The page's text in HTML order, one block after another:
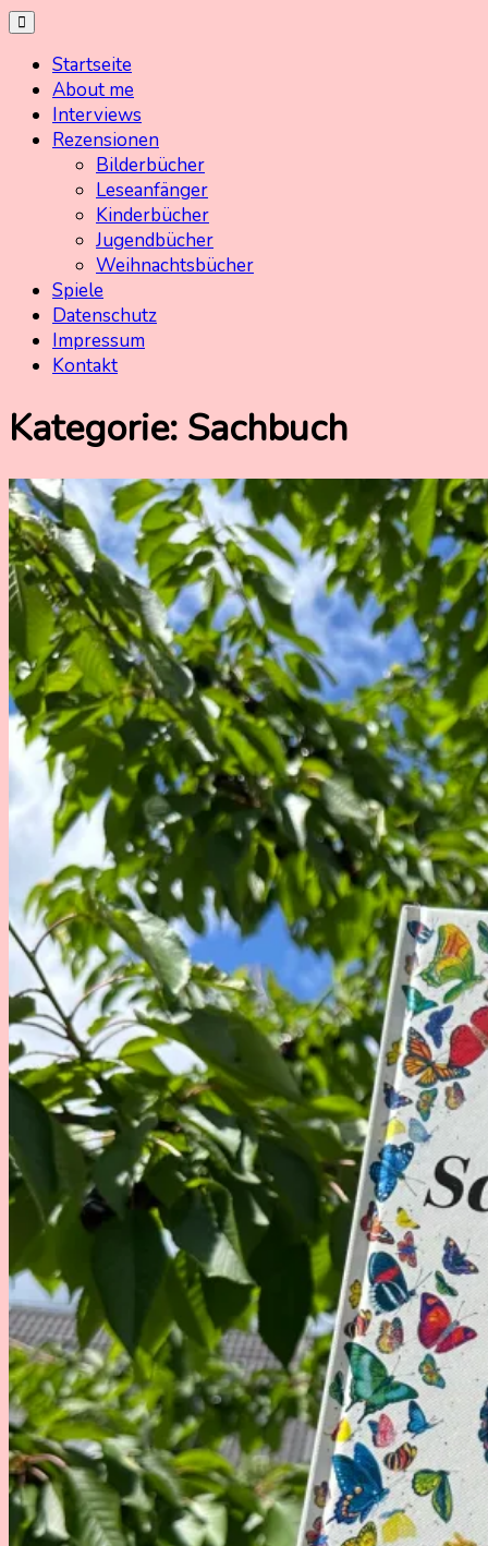
Skip
content
Kinderbuchschatz.de
Kinderbücher mit Herz
Startseite
About me
Interviews
Rezensionen
Bilderbücher
Leseanfänger
Kinderbücher
Jugendbücher
Weihnachtsbücher
Spiele
Datenschutz
Impressum
Kontakt
Kategorie: Sachbuch